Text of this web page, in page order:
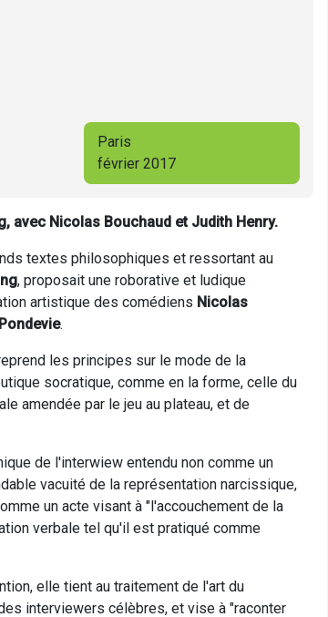
Paris
février 2017
avec Nicolas Bouchaud et Judith Henry.
textes philosophiques et ressortant au
, proposait une roborative et ludique
artistique des comédiens Nicolas
.
les principes sur le mode de la
socratique, comme en la forme, celle du
amendée par le jeu au plateau, et de
de l'interwiew entendu non comme un
vacuité de la représentation narcissique,
un acte visant à "l'accouchement de la
verbale tel qu'il est pratiqué comme
elle tient au traitement de l'art du
interviewers célèbres, et vise à "raconter